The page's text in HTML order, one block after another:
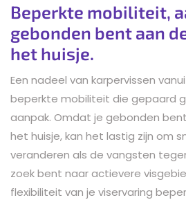
Beperkte mobiliteit,
gebonden bent aan
het huisje.
Een nadeel van karpervissen
beperkte mobiliteit die gepaard
aanpak. Omdat je gebonden
het huisje, kan het lastig zijn om
veranderen als de vangsten
zoek bent naar actievere
flexibiliteit van je viservaring